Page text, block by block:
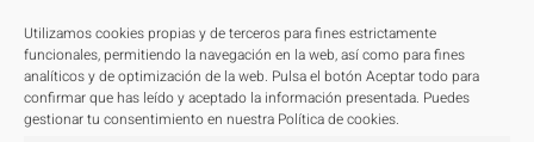
Utilizamos cookies propias y de terceros para fines estrictamente
funcionales, permitiendo la navegación en la web, así como para fines
analíticos y de optimización de la web. Pulsa el botón Aceptar todo para
confirmar que has leído y aceptado la información presentada. Puedes
gestionar tu consentimiento en nuestra Política de cookies.
Proyectos
Todos
Residenciales